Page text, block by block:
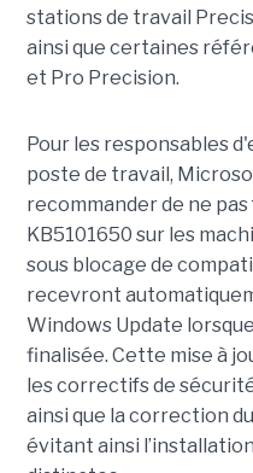
stations de travail
ainsi que certaines
et Pro Precision.
Pour les responsables
poste de travail,
recommander de ne
KB5101650 sur les
sous blocage de
recevront
Windows Update
finalisée. Cette mise à
les correctifs de
ainsi que la correction
évitant ainsi